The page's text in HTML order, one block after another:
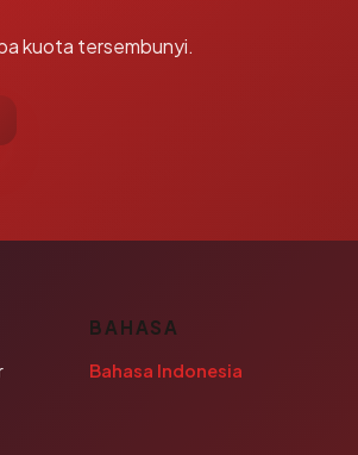
kuota tersembunyi.
BAHASA
Bahasa Indonesia